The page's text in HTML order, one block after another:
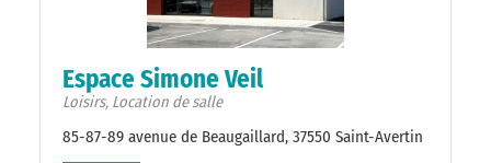
Espace Simone Veil
Loisirs, Location de salle
85-87-89 avenue de Beaugaillard, 37550 Saint-Avertin